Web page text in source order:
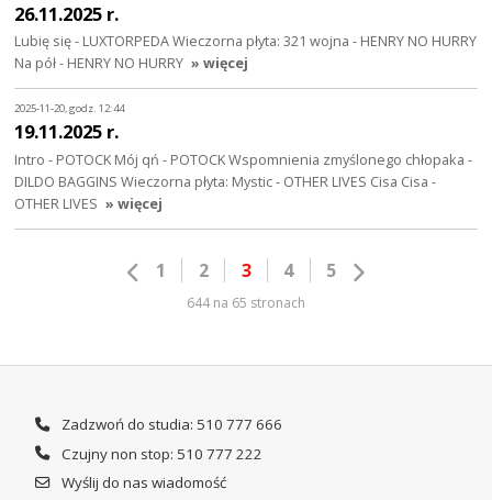
26.11.2025 r.
Lubię się - LUXTORPEDA Wieczorna płyta: 321 wojna - HENRY NO HURRY
Na pół - HENRY NO HURRY » więcej
2025-11-20, godz. 12:44
19.11.2025 r.
Intro - POTOCK Mój qń - POTOCK Wspomnienia zmyślonego chłopaka -
DILDO BAGGINS Wieczorna płyta: Mystic - OTHER LIVES Cisa Cisa -
OTHER LIVES » więcej
1 2 3 4 5
644 na 65 stronach
Zadzwoń do studia: 510 777 666
Czujny non stop: 510 777 222
Wyślij do nas wiadomość